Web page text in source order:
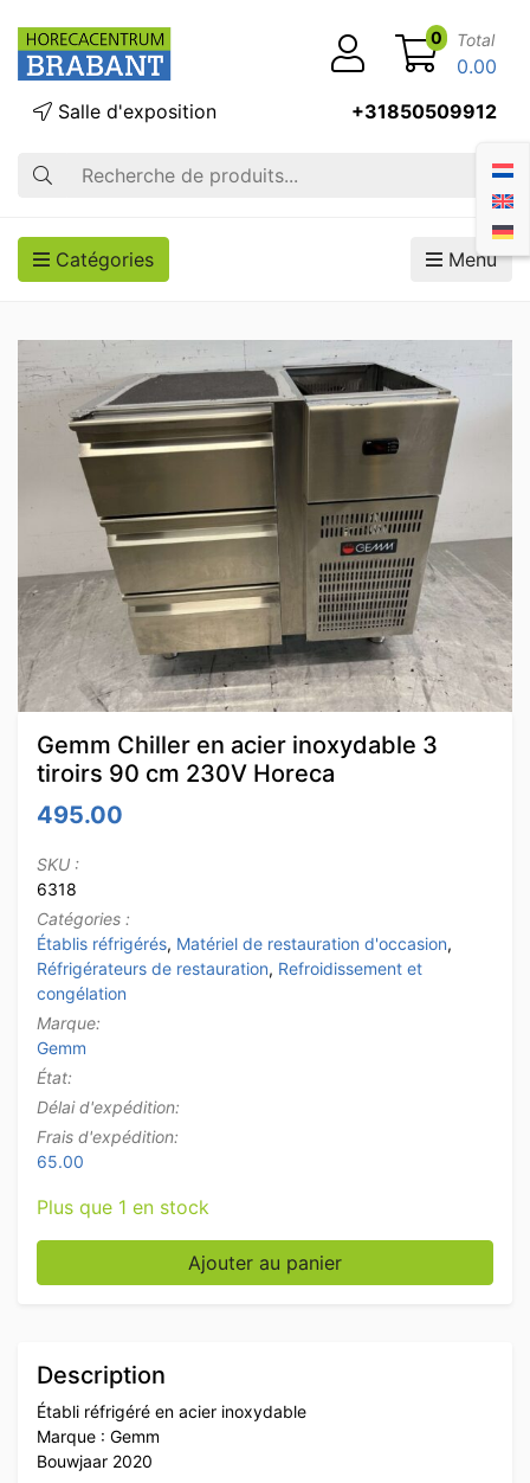
Recherche
Salle d'exposition +31850509912
0 Total
0.00
Catégories Menu
Gemm Chiller en acier inoxydable 3
tiroirs 90 cm 230V Horeca
495.00
SKU :
6318
Catégories :
Établis réfrigérés, Matériel de restauration d'occasion,
Réfrigérateurs de restauration, Refroidissement et
congélation
Marque:
Gemm
État:
Délai d'expédition:
Frais d'expédition:
65.00
Plus que 1 en stock
quantité de Gemm Chiller en acier inoxydable 3
Ajouter au panier
Description
Établi réfrigéré en acier inoxydable
Marque : Gemm
Bouwjaar 2020